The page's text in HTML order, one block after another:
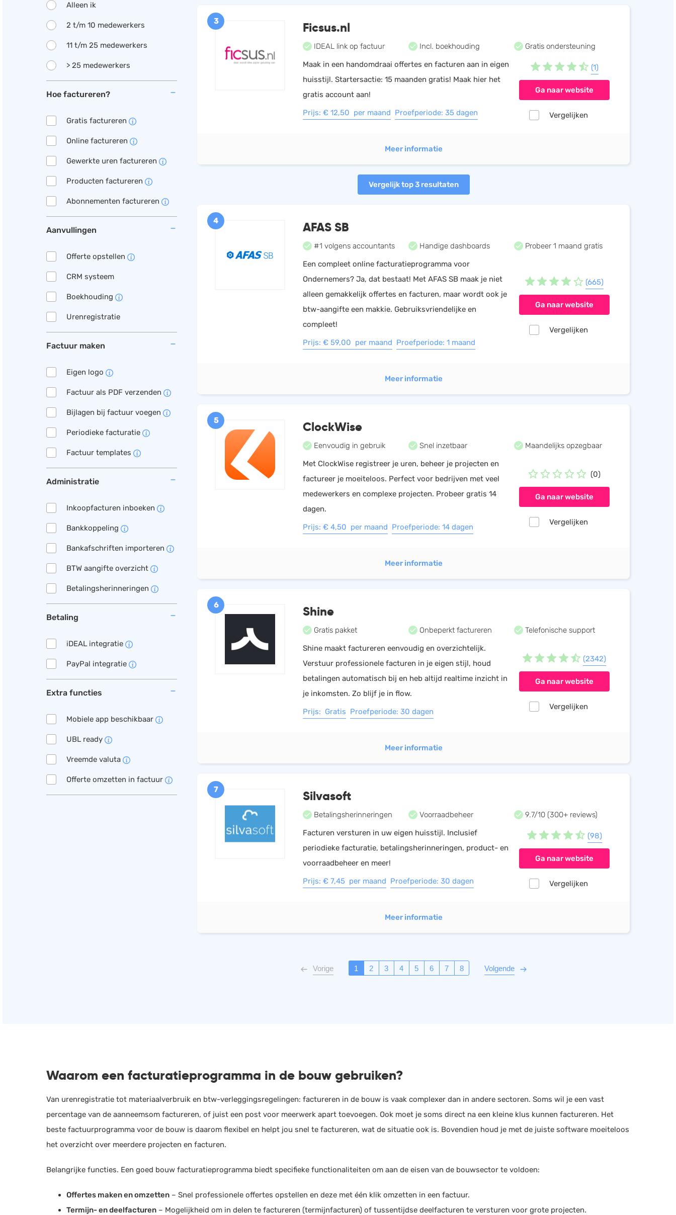
3 Ficsus.nl
IDEAL link op factuur Incl. boekhouding
Gratis ondersteuning
Maak in een handomdraai offertes en facturen aan in eigen
huisstijl. Startersactie: 15 maanden gratis! Maak hier het
gratis account aan!
Prijs: € 12,50 per maand Proefperiode: 35 dagen
(1)
Ga naar website
Vergelijken
Meer informatie
Vergelijk top 3 resultaten
4 AFAS SB
#1 volgens accountants Handige dashboards
Probeer 1 maand gratis
Een compleet online facturatieprogramma voor
Ondernemers? Ja, dat bestaat! Met AFAS SB maak je niet
alleen gemakkelijk offertes en facturen, maar wordt ook je
btw-aangifte een makkie. Gebruiksvriendelijke en
compleet!
Prijs: € 59,00 per maand Proefperiode: 1 maand
(665)
Ga naar website
Vergelijken
Meer informatie
5 ClockWise
Eenvoudig in gebruik Snel inzetbaar
Maandelijks opzegbaar
Met ClockWise registreer je uren, beheer je projecten en
factureer je moeiteloos. Perfect voor bedrijven met veel
medewerkers en complexe projecten. Probeer gratis 14
dagen.
Prijs: € 4,50 per maand Proefperiode: 14 dagen
(0)
Ga naar website
Vergelijken
Meer informatie
6 Shine
Gratis pakket Onbeperkt factureren
Telefonische support
Shine maakt factureren eenvoudig en overzichtelijk.
Verstuur professionele facturen in je eigen stijl, houd
betalingen automatisch bij en heb altijd realtime inzicht in
je inkomsten. Zo blijf je in flow.
Prijs: Gratis Proefperiode: 30 dagen
(2342)
Ga naar website
Vergelijken
Meer informatie
7 Silvasoft
Betalingsherinneringen Voorraadbeheer
9.7/10 (300+ reviews)
Facturen versturen in uw eigen huisstijl. Inclusief
periodieke facturatie, betalingsherinneringen, product- en
voorraadbeheer en meer!
Prijs: € 7,45 per maand Proefperiode: 30 dagen
(98)
Ga naar website
Vergelijken
Meer informatie
Vorige 1 2 3 4 5 6 7 8 Volgende
Alleen ik
2 t/m 10 medewerkers
11 t/m 25 medewerkers
> 25 medewerkers
Hoe factureren?
Gratis factureren
Online factureren
Gewerkte uren factureren
Producten factureren
Abonnementen factureren
Aanvullingen
Offerte opstellen
CRM systeem
Boekhouding
Urenregistratie
Factuur maken
Eigen logo
Factuur als PDF verzenden
Bijlagen bij factuur voegen
Periodieke facturatie
Factuur templates
Administratie
Inkoopfacturen inboeken
Bankkoppeling
Bankafschriften importeren
BTW aangifte overzicht
Betalingsherinneringen
Betaling
iDEAL integratie
PayPal integratie
Extra functies
Mobiele app beschikbaar
UBL ready
Vreemde valuta
Offerte omzetten in factuur
Waarom een facturatieprogramma in de bouw gebruiken?
Van urenregistratie tot materiaalverbruik en btw-verleggingsregelingen: factureren in de bouw is vaak complexer dan in andere sectoren​. Soms wil je een vast
percentage van de aanneemsom factureren, of juist een post voor meerwerk apart toevoegen. Ook moet je soms direct na een kleine klus kunnen factureren. Het
beste factuurprogramma voor de bouw is daarom flexibel en helpt jou snel te factureren, wat de situatie ook is. Bovendien houd je met de juiste software moeiteloos
het overzicht over meerdere projecten en facturen​.
Belangrijke functies. Een goed bouw facturatieprogramma biedt specifieke functionaliteiten om aan de eisen van de bouwsector te voldoen:
Offertes maken en omzetten – Snel professionele offertes opstellen en deze met één klik omzetten in een factuur​.
Termijn- en deelfacturen – Mogelijkheid om in delen te factureren (termijnfacturen) of tussentijdse deelfacturen te versturen voor grote projecten​.